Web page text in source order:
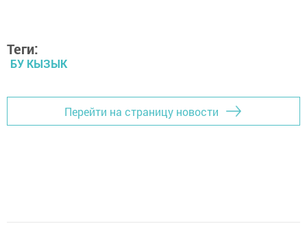
Теги:
БУ КЫЗЫК
Перейти на страницу новости